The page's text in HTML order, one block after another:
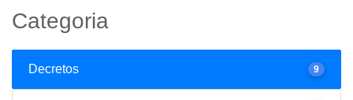
Categoria
Decretos 9